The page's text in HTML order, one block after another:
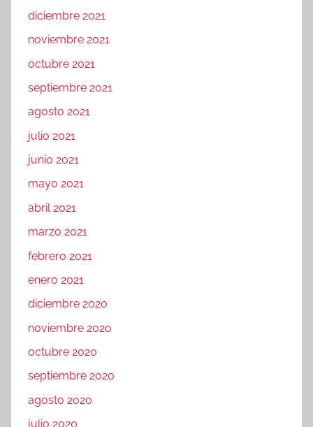
diciembre 2021
noviembre 2021
octubre 2021
septiembre 2021
agosto 2021
julio 2021
junio 2021
mayo 2021
abril 2021
marzo 2021
febrero 2021
enero 2021
diciembre 2020
noviembre 2020
octubre 2020
septiembre 2020
agosto 2020
julio 2020